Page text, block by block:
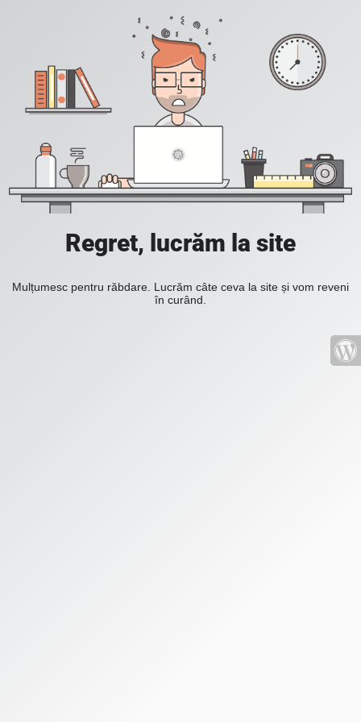
Regret, lucrăm la site
Mulțumesc pentru răbdare. Lucrăm câte ceva la site și vom reveni
în curând.